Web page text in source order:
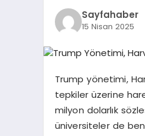
Sayfahaber
15 Nisan 2025
Trump yönetimi,
tepkiler üzerine
milyon dolarlık
üniversiteler de